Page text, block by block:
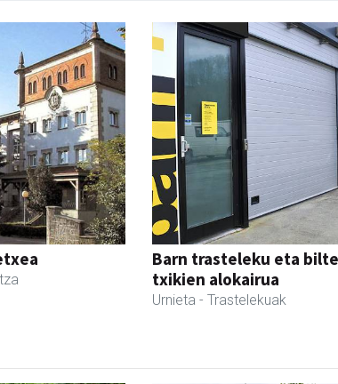
Barn trasteleku eta
txikien alokairua
Urnieta - Trastelekuak